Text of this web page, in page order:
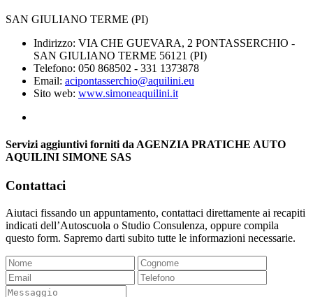
SAN GIULIANO TERME (PI)
Indirizzo: VIA CHE GUEVARA, 2 PONTASSERCHIO -
SAN GIULIANO TERME 56121 (PI)
Telefono: 050 868502 - 331 1373878
Email: acipontasserchio@aquilini.eu
Sito web: www.simoneaquilini.it
Servizi aggiuntivi forniti da AGENZIA PRATICHE AUTO
AQUILINI SIMONE SAS
Contattaci
Aiutaci fissando un appuntamento, contattaci direttamente ai recapiti
indicati dell’Autoscuola o Studio Consulenza, oppure compila
questo form. Sapremo darti subito tutte le informazioni necessarie.